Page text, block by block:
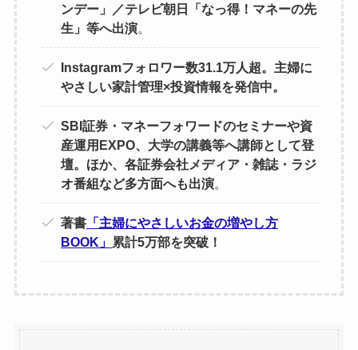
ンデー」／テレビ朝日「なっ得！マネーの先
生」等へ出演。
Instagramフォロワー数31.1万人超。主婦に
やさしい家計管理×投資情報を発信中。
SBI証券・マネーフォワードのセミナーや資
産運用EXPO、大学の講義等へ講師として登
壇。ほか、各証券会社メディア・雑誌・ラジ
オ番組など多方面へも出演。
著書 「主婦にやさしいお金の増やし方
BOOK」 累計5万部を突破！